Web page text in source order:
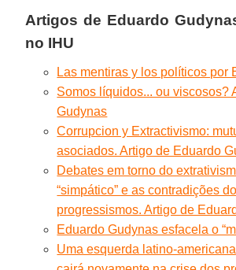
Artigos de Eduardo
no IHU
Las mentiras y los políticos por
Somos líquidos... ou viscosos?
Gudynas
Corrupcion y Extractivismo:
asociados. Artigo de Eduardo
Debates em torno do
“simpático” e as contradições
progressismos. Artigo de
Eduardo Gudynas esfacela o
Uma esquerda latino-